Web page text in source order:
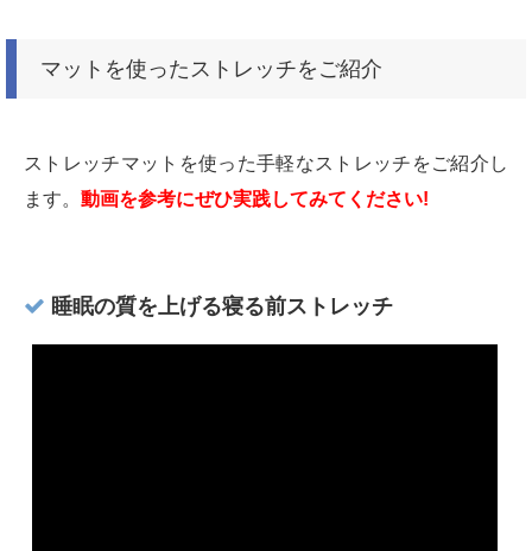
マットを使ったストレッチをご紹介
ストレッチマットを使った手軽なストレッチをご紹介し
ます。 動画を参考にぜひ実践してみてください!
睡眠の質を上げる寝る前ストレッチ